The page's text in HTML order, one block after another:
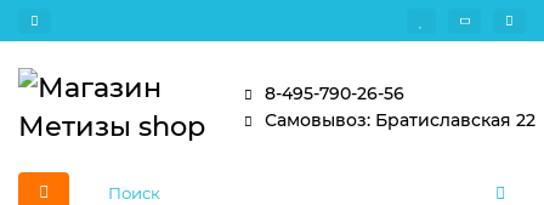
8-495-790-26-56
Самовывоз: Братиславская 22